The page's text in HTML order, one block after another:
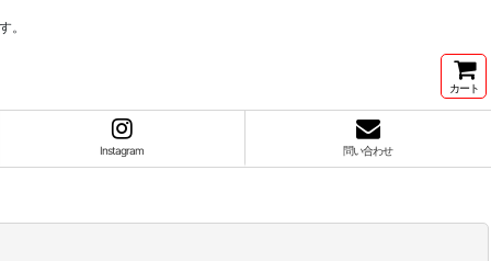
。
カート
Instagram 問い合わせ